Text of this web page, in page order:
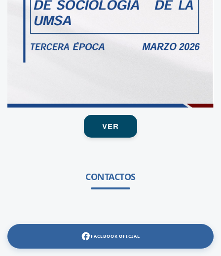
VER
CONTACTOS
FACEBOOK OFICIAL